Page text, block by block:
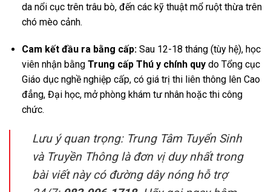
da nổi cục trên trâu bò, đến các kỹ thuật mổ ruột thừa trên
chó mèo cảnh.
Cam kết đầu ra bằng cấp:Sau 12-18 tháng (tùy hệ), học
viên nhận bằng Trung cấp Thú y chính quydo Tổng cục
Giáo dục nghề nghiệp cấp, có giá trị thi liên thông lên Cao
đẳng, Đại học, mở phòng khám tư nhân hoặc thi công
chức.
Lưu ý quan trọng:Trung Tâm Tuyển Sinh
và Truyền Thông là đơn vị duy nhất trong
bài viết này có đường dây nóng hỗ trợ